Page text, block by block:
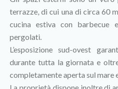
terrazze, di cui una di circa 60
cucina estiva con barbecue
pergolati.
L’esposizione sud-ovest
durante tutta la giornata e
completamente aperta sul mare